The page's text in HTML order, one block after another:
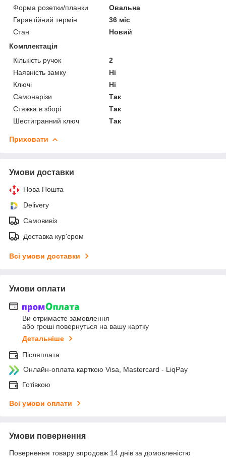
Форма розетки/планки
Овальна
Гарантійний термін
36 міс
Стан
Новий
Комплектація
Кількість ручок
2
Наявність замку
Ні
Ключі
Ні
Самонарізи
Так
Стяжка в зборі
Так
Шестигранний ключ
Так
Приховати
Умови доставки
Нова Пошта
Delivery
Самовивіз
Доставка кур'єром
Всі умови доставки
Умови оплати
Ви отримаєте замовлення
або гроші повернуться на вашу картку
Детальніше
Післяплата
Онлайн-оплата карткою Visa, Mastercard - LiqPay
Готівкою
Всі умови оплати
Умови повернення
Повернення товару впродовж 14 днів за домовленістю